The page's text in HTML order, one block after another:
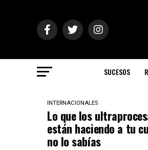
SUCESOS
INTERNACIONALES
Lo que los
están haciendo a tu
no lo sabías